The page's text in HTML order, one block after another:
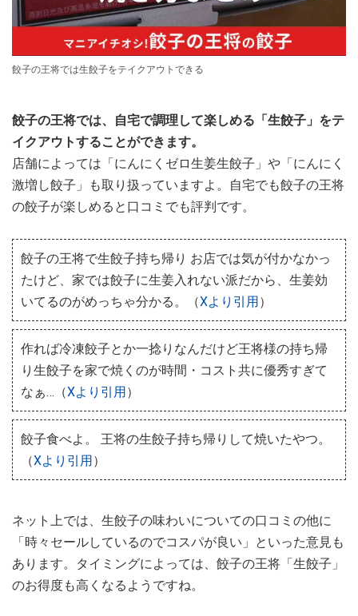
餃子の王将では生餃子をテイクアウトできる
餃子の王将では、自宅で調理して楽しめる「生餃子」をテ
イクアウトすることができます。
店舗によっては「にんにくゼロ生姜生餃子」や「にんにく
激増し餃子」も取り扱っていますよ。自宅でも餃子の王将
の餃子が楽しめると口コミでも評判です。
餃子の王将で生餃子持ち帰り お店では気が付かなかっ
たけど、家では餃子に生姜入れない派だから、生姜効
いてるのがめっちゃ分かる。（Xより引用）
作れば冷凍餃子とか一捻りなんだけど王将様の持ち帰
り生餃子を家で焼くのが時間・コスト共に優秀すぎて
なぁ…（Xより引用）
餃子食べよ。 王将の生餃子持ち帰りして焼いたやつ。
（Xより引用）
ネット上では、生餃子の味わいについての口コミの他に
「時々セールしているのでコスパが良い」といった意見も
あります。タイミングによっては、餃子の王将「生餃子」
のお得度も高くなるようですね。